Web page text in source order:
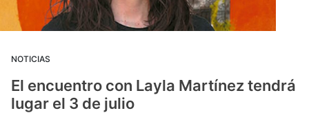
NOTICIAS
El encuentro con Layla Martínez tendrá
lugar el 3 de julio